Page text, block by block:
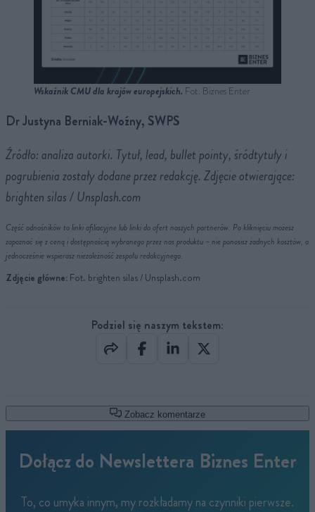
Wskaźnik CMU dla krajów europejskich. Fot. Biznes Enter
Dr Justyna Berniak-Woźny, SWPS
Źródło: analiza autorki. Tytuł, lead, bullet pointy, śródtytuły i
pogrubienia zostały dodane przez redakcję. Zdjęcie otwierające:
brighten silas / Unsplash.com
Część odnośników to linki afiliacyjne lub linki do ofert naszych partnerów. Po kliknięciu możesz
zapoznać się z ceną i dostępnością wybranego przez nas produktu – nie ponosisz żadnych kosztów, a
jednocześnie wspierasz niezależność zespołu redakcyjnego.
Zdjęcie główne: Fot. brighten silas / Unsplash.com
Podziel się naszym tekstem:
Zobacz komentarze
Dołącz do Newslettera Biznes Enter
To, co umyka innym, my rozkładamy na czynniki pierwsze.